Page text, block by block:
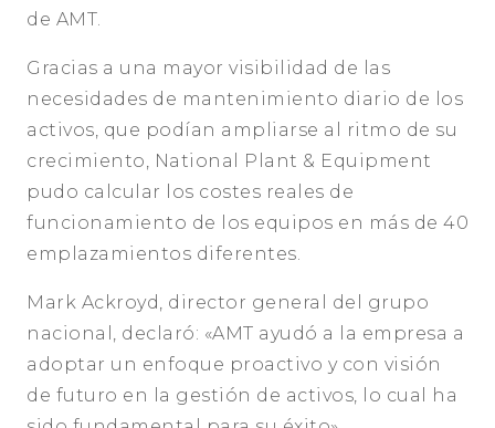
de AMT.
Gracias a una mayor visibilidad de las
necesidades de mantenimiento diario de los
activos, que podían ampliarse al ritmo de su
crecimiento, National Plant & Equipment
pudo calcular los costes reales de
funcionamiento de los equipos en más de 40
emplazamientos diferentes.
Mark Ackroyd, director general del grupo
nacional, declaró: «AMT ayudó a la empresa a
adoptar un enfoque proactivo y con visión
de futuro en la gestión de activos, lo cual ha